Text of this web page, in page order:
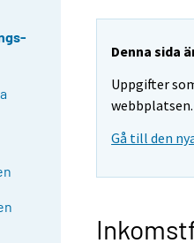
Denna sida
Uppgifter
webbplatsen.
Gå till den